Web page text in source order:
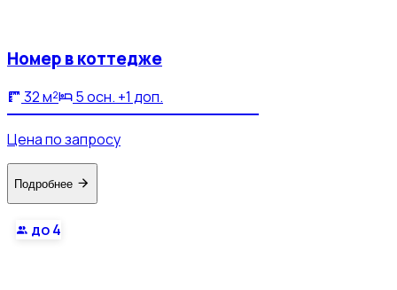
Номер в коттедже
32 м² 5 осн. +1 доп.
Цена по запросу
Подробнее
до 4